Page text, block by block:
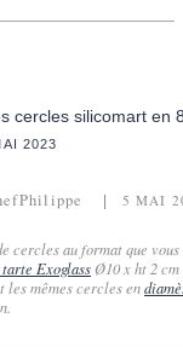
cercles silicomart
2023
5 MAI
cercles au format que
ExoglassØ10 x ht 2 cm
les mêmes cercles en